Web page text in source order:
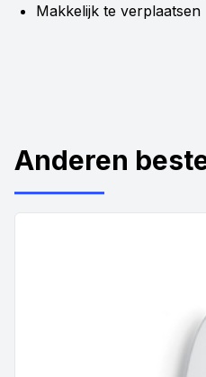
Makkelijk te verplaatsen
Anderen